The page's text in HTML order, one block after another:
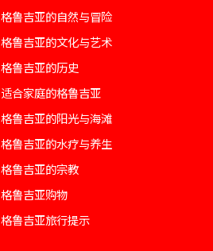
格鲁吉亚的自然与冒险
格鲁吉亚的文化与艺术
格鲁吉亚的历史
适合家庭的格鲁吉亚
格鲁吉亚的阳光与海滩
格鲁吉亚的水疗与养生
格鲁吉亚的宗教
格鲁吉亚购物
格鲁吉亚旅行提示